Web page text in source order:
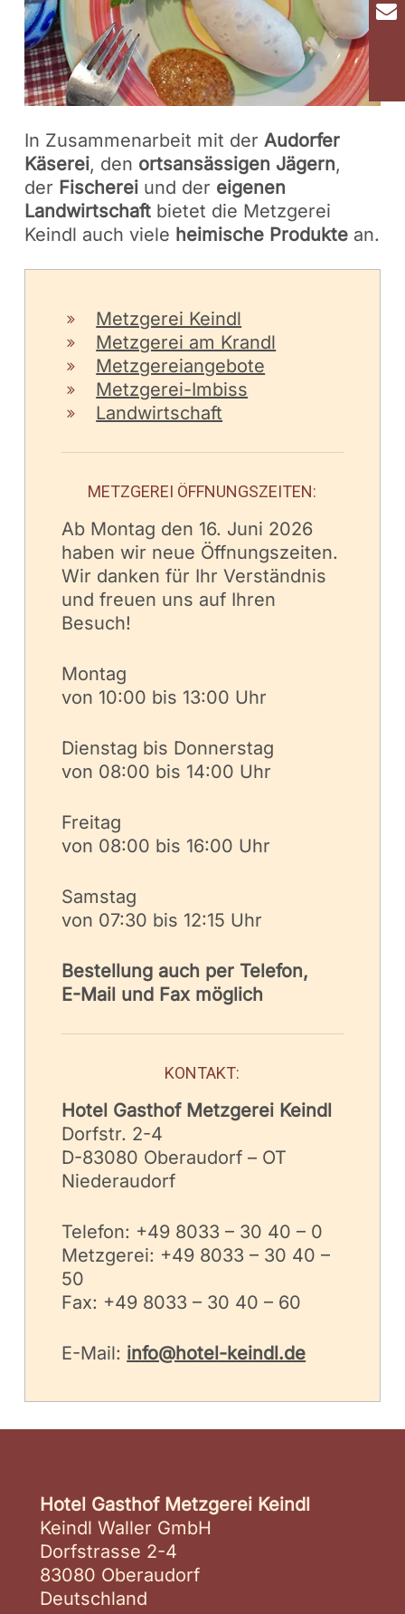
In Zusammenarbeit mit der Audorfer
Käserei, den ortsansässigen Jägern,
der Fischereiund der eigenen
Landwirtschaftbietet die Metzgerei
Keindl auch viele heimische Produktean.
Metzgerei Keindl
Metzgerei am Krandl
Metzgereiangebote
Metzgerei-Imbiss
Landwirtschaft
METZGEREI ÖFFNUNGSZEITEN:
Ab Montag den 16. Juni 2026
haben wir neue Öffnungszeiten.
Wir danken für Ihr Verständnis
und freuen uns auf Ihren
Besuch!
Montag
von 10:00 bis 13:00 Uhr
Dienstag bis Donnerstag
von 08:00 bis 14:00 Uhr
Freitag
von 08:00 bis 16:00 Uhr
Samstag
von 07:30 bis 12:15 Uhr
Bestellung auch per Telefon,
E-Mail und Fax möglich
KONTAKT:
Hotel Gasthof Metzgerei Keindl
Dorfstr. 2-4
D-83080 Oberaudorf – OT
Niederaudorf
Telefon: +49 8033 – 30 40 – 0
Metzgerei: +49 8033 – 30 40 –
50
Fax: +49 8033 – 30 40 – 60
E-Mail: info@hotel-keindl.de
Hotel Gasthof Metzgerei Keindl
Keindl Waller GmbH
Dorfstrasse 2-4
83080 Oberaudorf
Deutschland